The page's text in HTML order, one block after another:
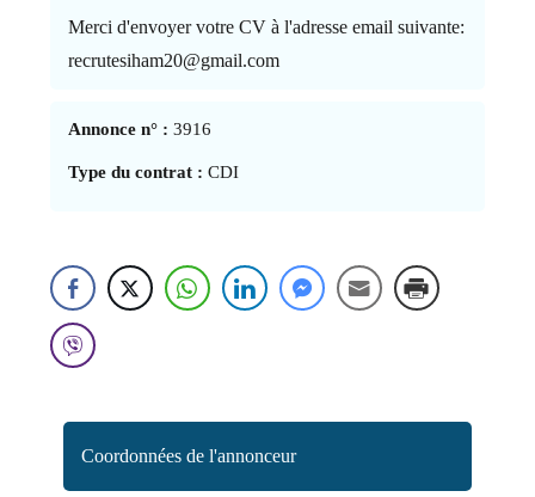
Merci d'envoyer votre CV à l'adresse email suivante:
recrutesiham20@gmail.com
Annonce n° :3916
Type du contrat : CDI
Coordonnées de l'annonceur